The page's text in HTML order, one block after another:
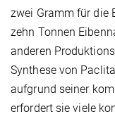
zwei Gramm für die
zehn Tonnen
anderen
Synthese von
aufgrund seiner
erfordert sie viele